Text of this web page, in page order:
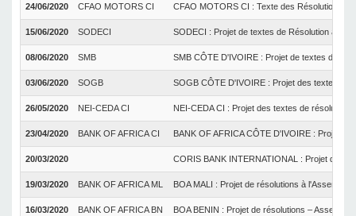
24/06/2020 CFAO MOTORS CI CFAO MOTORS CI : Texte des Résolutions à
15/06/2020 SODECI SODECI : Projet de textes de Résolution à
08/06/2020 SMB SMB CÔTE D'IVOIRE : Projet de textes de
03/06/2020 SOGB SOGB CÔTE D'IVOIRE : Projet des textes de
26/05/2020 NEI-CEDA CI NEI-CEDA CI : Projet des textes de
23/04/2020 BANK OF AFRICA CI BANK OF AFRICA CÔTE D'IVOIRE : Projets
20/03/2020 CORIS BANK INTERNATIONAL : Projet de
19/03/2020 BANK OF AFRICA ML BOA MALI : Projet de résolutions à
16/03/2020 BANK OF AFRICA BN BOA BENIN : Projet de résolutions –